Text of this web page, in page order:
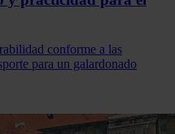
conforme a las
para un galardonado